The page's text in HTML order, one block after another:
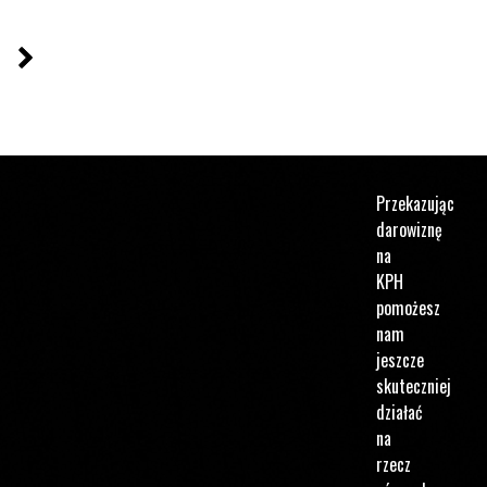
Następna strona
Przekazując
darowiznę
na
KPH
pomożesz
nam
jeszcze
skuteczniej
działać
na
rzecz